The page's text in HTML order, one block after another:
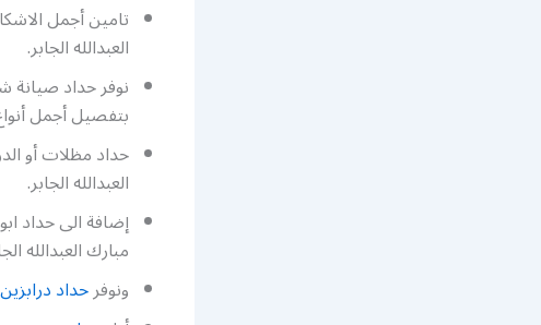
تامين أجمل
العبدالله الجابر.
نوفر حداد صيانة
بتفصيل أجمل
حداد مظلات أو
العبدالله الجابر.
إضافة الى حداد
مبارك العبدالله
ونوفرحداد درابزين